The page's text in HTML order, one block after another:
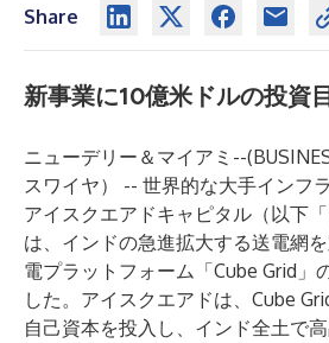
Share
新事業に10億米ドルの投資
ニューデリー＆マイアミ--(
スワイヤ） -- 世界的な大手インフ
アイスクエアドキャピタル（以下「
は、インドの急進拡大する送電網
電プラットフォーム「Cube Grid」
した。アイスクエアドは、Cube
自己資本を投入し、インド全土で